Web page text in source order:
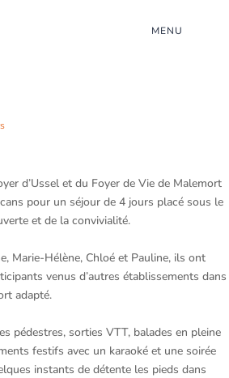
MENU
séjour à
d’Ussel et du Foyer de Vie de Malemort
pour un séjour de 4 jours placé sous le
et de la convivialité.
Marie-Hélène, Chloé et Pauline, ils ont
venus d’autres établissements dans
adapté.
pédestres, sorties VTT, balades en pleine
festifs avec un karaoké et une soirée
instants de détente les pieds dans